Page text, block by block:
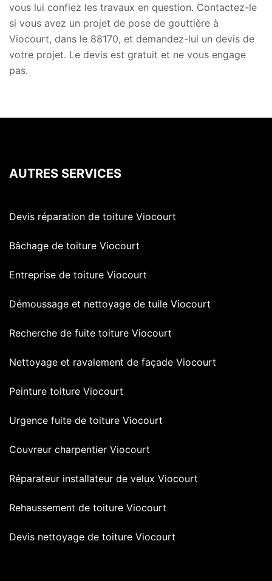
vous lui confiez les travaux en question. Contactez-le
si vous avez un projet de pose de gouttière à
Viocourt, dans le 88170, et demandez-lui un devis de
votre projet. Le devis est gratuit et ne vous engage
pas.
AUTRES SERVICES
Devis réparation de toiture Viocourt
Bâchage de toiture Viocourt
Entreprise de toiture Viocourt
Démoussage et nettoyage de tuile Viocourt
Recherche de fuite toiture Viocourt
Nettoyage et ravalement de façade Viocourt
Peinture toiture Viocourt
Urgence fuite de toiture Viocourt
Couvreur charpentier Viocourt
Réparateur installateur de velux Viocourt
Rehaussement de toiture Viocourt
Devis nettoyage de toiture Viocourt